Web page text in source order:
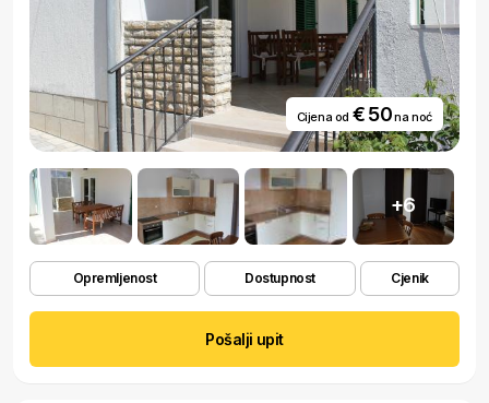
Cijena od € 50na noć
+6
Opremljenost Dostupnost Cjenik
Pošalji upit